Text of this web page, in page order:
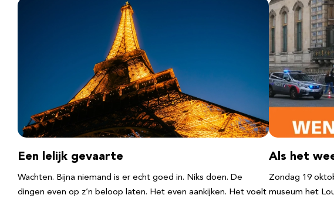
Een lelijk gevaarte
Wachten. Bijna niemand is er echt goed in. Niks doen. De
dingen even op z’n beloop laten. Het even aankijken. Het voelt
Als het
Zondag 19
museum het